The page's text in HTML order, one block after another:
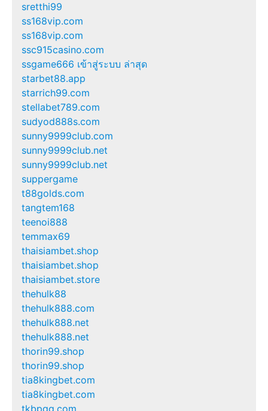
sretthi99
ss168vip.com
ss168vip.com
ssc915casino.com
ssgame666 เข้าสู่ระบบ ล่าสุด
starbet88.app
starrich99.com
stellabet789.com
sudyod888s.com
sunny9999club.com
sunny9999club.net
sunny9999club.net
suppergame
t88golds.com
tangtem168
teenoi888
temmax69
thaisiambet.shop
thaisiambet.shop
thaisiambet.store
thehulk88
thehulk888.com
thehulk888.net
thehulk888.net
thorin99.shop
thorin99.shop
tia8kingbet.com
tia8kingbet.com